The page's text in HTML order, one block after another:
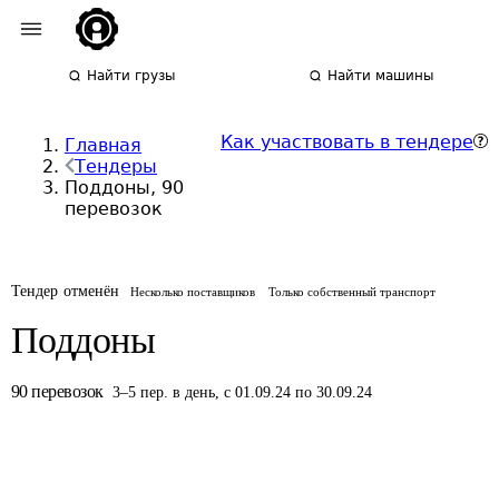
Найти грузы Найти машины
Главная
Тендеры
Поддоны, 90
перевозок
Как участвовать в тендере
Тендер отменён Несколько поставщиков Только собственный транспорт
Поддоны
90 перевозок 3–5 пер. в день, с 01.09.24 по 30.09.24